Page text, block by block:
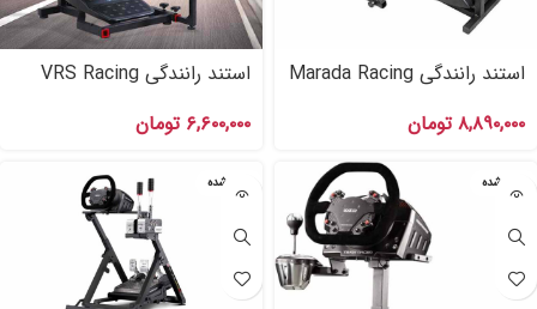
استند رانندگی Marada Racing
۸,۸۹۰,۰۰۰ تومان
استند رانندگی VRS Racing
۶,۶۰۰,۰۰۰ تومان
تمام شده تمام شده